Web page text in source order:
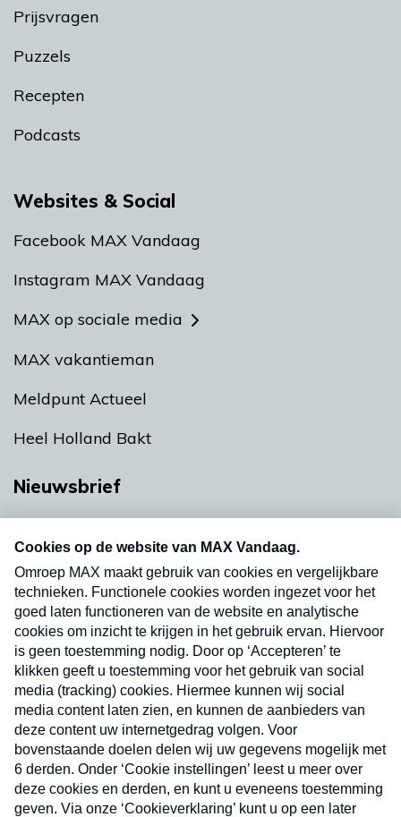
Prijsvragen
Puzzels
Recepten
Podcasts
Websites & Social
Facebook MAX Vandaag
Instagram MAX Vandaag
MAX op sociale media
MAX vakantieman
Meldpunt Actueel
Heel Holland Bakt
Nieuwsbrief
nieuwsbrief. Elke vrijdag- en dinsdagochtend in
uw mailbox.
Verzend
Nieuwsbrief